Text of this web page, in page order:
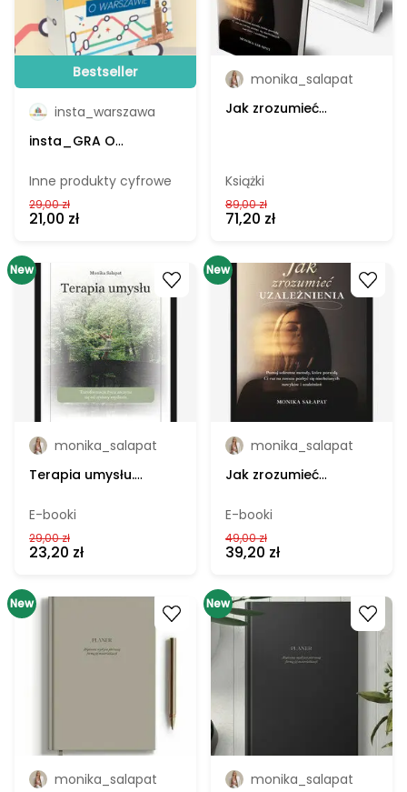
Moda
Uroda
Parenting
Podróże
Jedzenie
Lifestyle
Sport
Wnętrza
Motoryzacja
Ekologia
Rozrywka
Sztuka & Design
Muzyka
Zdrowie
Gaming
Cena
Od
Bestseller
insta_warszawa
insta_GRA O
towarzyska gra
karciana (do
wydruku)
Inne produkty cyfrowe
29,00 zł
21,00 zł
monika_salapat
Jak zrozumieć
Książki
89,00 zł
71,20 zł
New
Go to product
monika_salapat
Terapia umysłu.
ebook
E-booki
29,00 zł
23,20 zł
New
Go to product
monika_salapat
Jak zrozumieć
Sałapat - ebook
E-booki
49,00 zł
39,20 zł
New
Go to product
monika_salapat
New
Go to product
monika_salapat